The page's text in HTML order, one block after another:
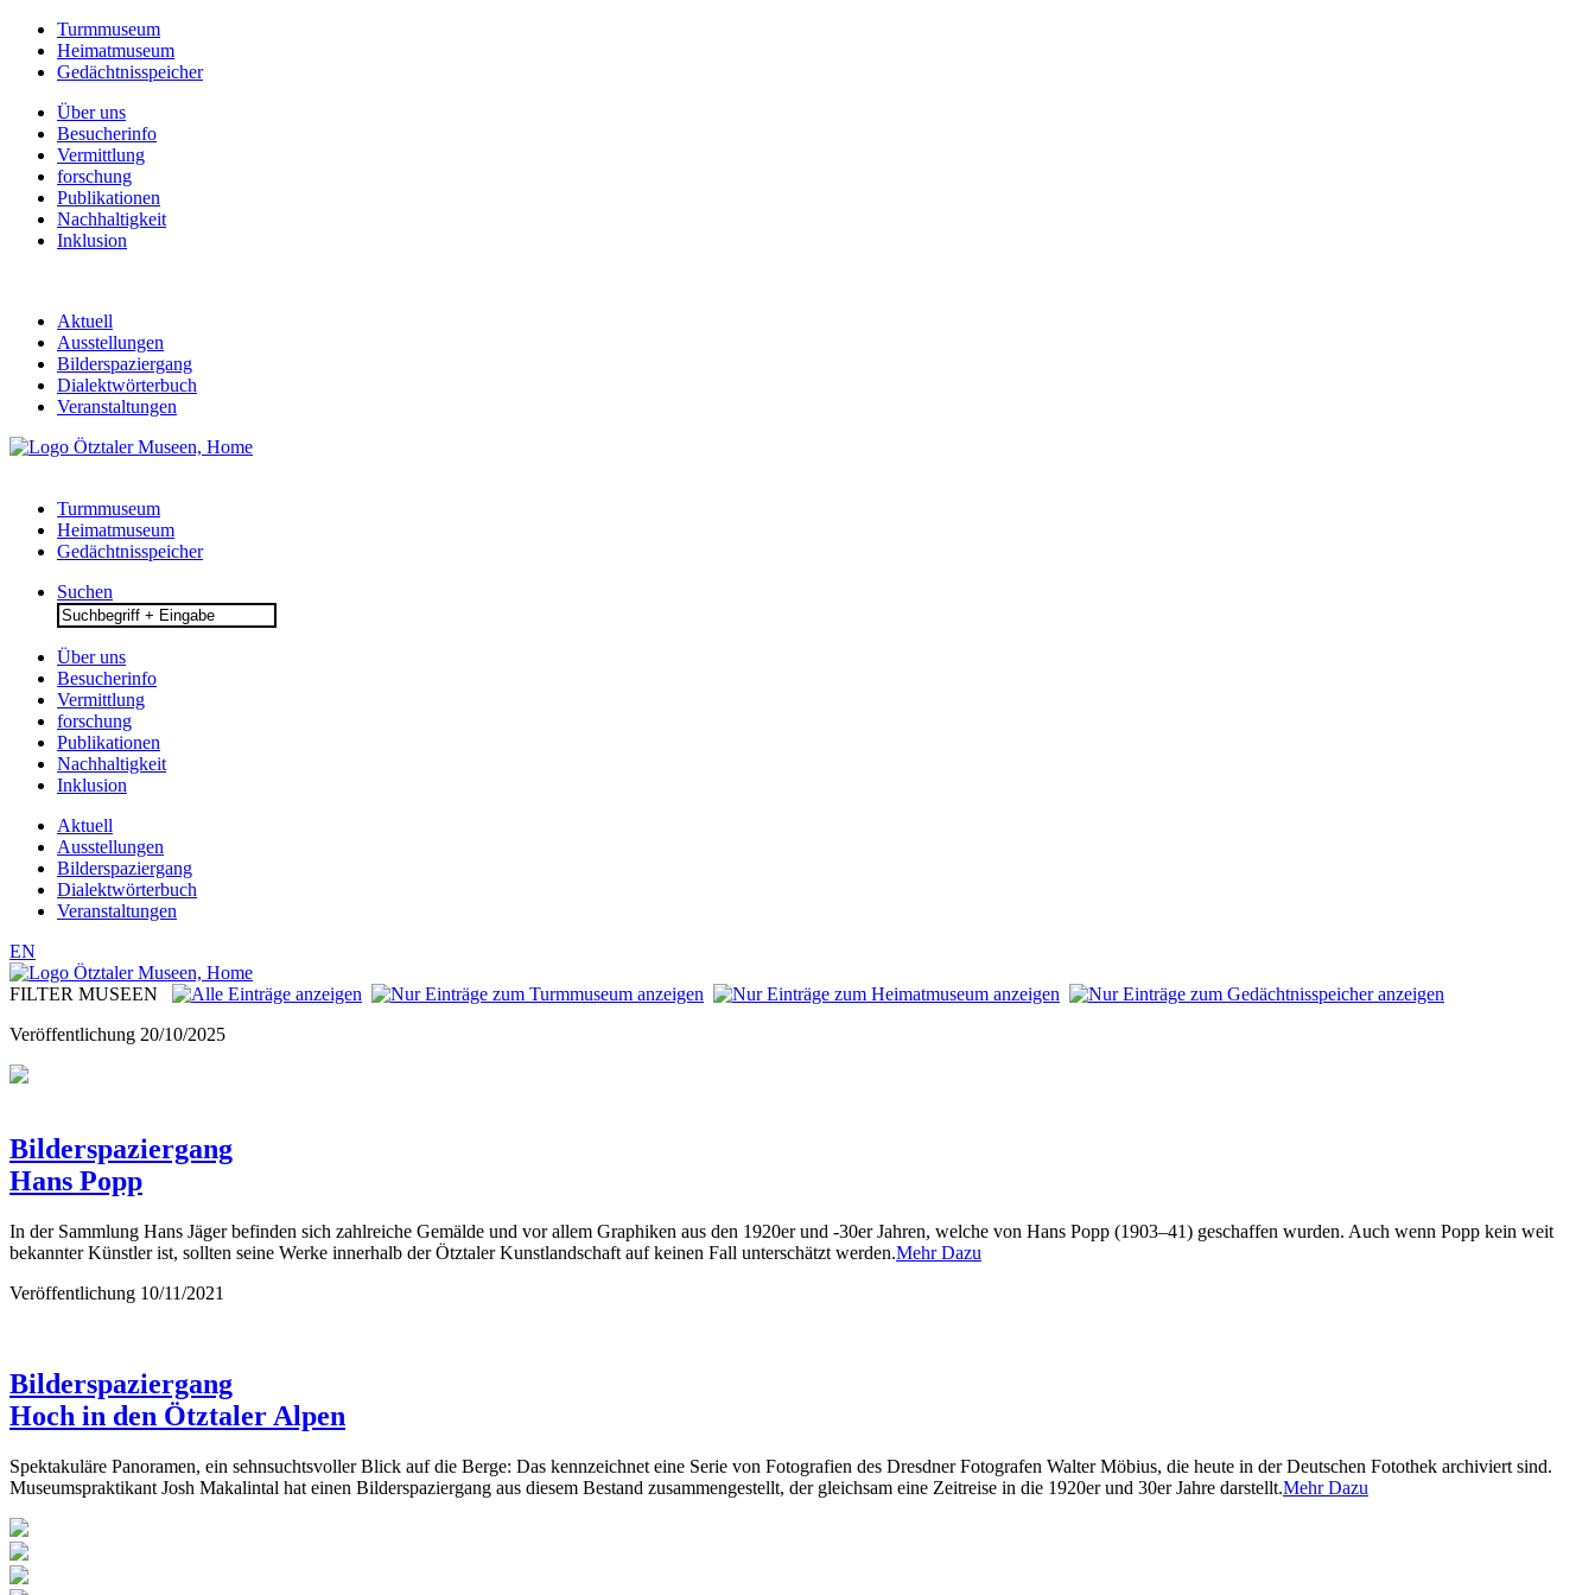
Turmmuseum
Heimatmuseum
Gedächtnisspeicher
Über uns
Besucherinfo
Vermittlung
forschung
Publikationen
Nachhaltigkeit
Inklusion
Aktuell
Ausstellungen
Bilderspaziergang
Dialektwörterbuch
Veranstaltungen
Turmmuseum
Heimatmuseum
Gedächtnisspeicher
Suchen
Search
for:
Über uns
Besucherinfo
Vermittlung
forschung
Publikationen
Nachhaltigkeit
Inklusion
Aktuell
Ausstellungen
Bilderspaziergang
Dialektwörterbuch
Veranstaltungen
EN
FILTER MUSEEN
Veröffentlichung 20/10/2025
Bilderspaziergang
Hans Popp
In der Sammlung Hans Jäger befinden sich zahlreiche Gemälde und vor allem Graphiken aus den 1920er und -30er Jahren, welche von Hans Popp (1903–41) geschaffen wurden. Auch wenn Popp kein weit
bekannter Künstler ist, sollten seine Werke innerhalb der Ötztaler Kunstlandschaft auf keinen Fall unterschätzt werden.Mehr Dazu
Veröffentlichung 10/11/2021
Bilderspaziergang
Hoch in den Ötztaler Alpen
Spektakuläre Panoramen, ein sehnsuchtsvoller Blick auf die Berge: Das kennzeichnet eine Serie von Fotografien des Dresdner Fotografen Walter Möbius, die heute in der Deutschen Fotothek archiviert sind.
Museumspraktikant Josh Makalintal hat einen Bilderspaziergang aus diesem Bestand zusammengestellt, der gleichsam eine Zeitreise in die 1920er und 30er Jahre darstellt.Mehr Dazu